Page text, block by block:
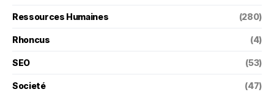
Ressources Humaines (280)
Rhoncus (4)
SEO (53)
Societé (47)